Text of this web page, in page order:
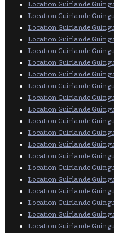
Location Guirlande
Location Guirlande
Location Guirlande
Location Guirlande
Location Guirlande
Location Guirlande
Location Guirlande
Location Guirlande
Location Guirlande
Location Guirlande
Location Guirlande
Location Guirlande
Location Guirlande
Location Guirlande
Location Guirlande
Location Guirlande
Location Guirlande
Location Guirlande
Location Guirlande
Location Guirlande